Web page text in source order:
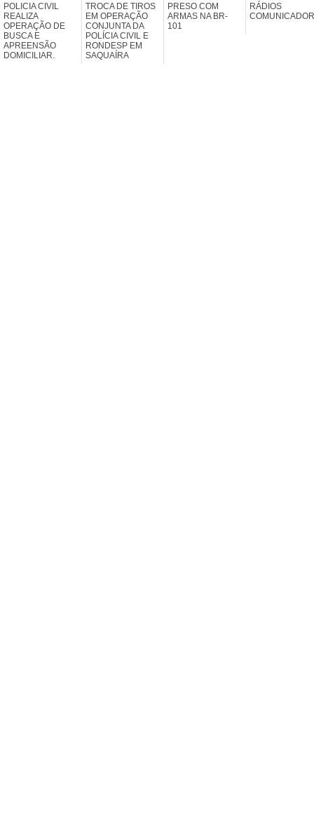
POLICIA CIVIL
REALIZA
OPERAÇÃO DE
BUSCA E
APREENSÃO
DOMICILIAR.
TROCA DE TIROS
EM OPERAÇÃO
CONJUNTA DA
POLÍCIA CIVIL E
RONDESP EM
SAQUAÍRA
PRESO COM
ARMAS NA BR-
101
RÁDIOS